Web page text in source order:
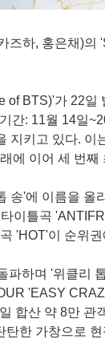
즈하, 홍은채)의
of BTS)'가 22일
간: 11월 14일
지키고 있다. 이
에 이어 세 번째
송'에 이름을 올
이틀곡
'HOT'이 순위
파하며 '위클리
'EASY
합산 약 8만 관
한 가창으로 현